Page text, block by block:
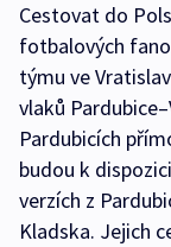
Cestovat do
fotbalových
týmu ve
vlaků
Pardubicích
budou k
verzích z
Kladska. Jejich